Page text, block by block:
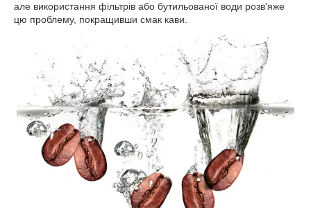
але використання фільтрів або бутильованої води розв'яже
цю проблему, покращивши смак кави.